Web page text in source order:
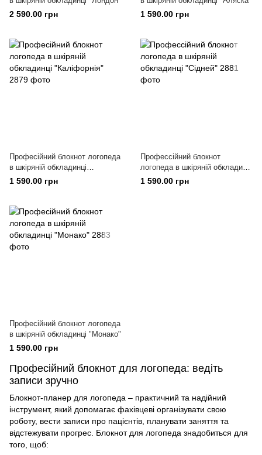
2 590.00 грн 1 590.00 грн
Професійний блокнот логопеда
в шкіряній обкладинці
"Каліфорнія"
1 590.00 грн
Профессійний блокнот
логопеда в шкіряній обкладинці
"Сідней"
1 590.00 грн
Професійний блокнот логопеда
в шкіряній обкладинці "Монако"
1 590.00 грн
Професійний блокнот для логопеда: ведіть
записи зручно
Блокнот-планер для логопеда – практичний та надійний
інструмент, який допомагає фахівцеві організувати свою
роботу, вести записи про пацієнтів, планувати заняття та
відстежувати прогрес. Блокнот для логопеда знадобиться для
того, щоб: